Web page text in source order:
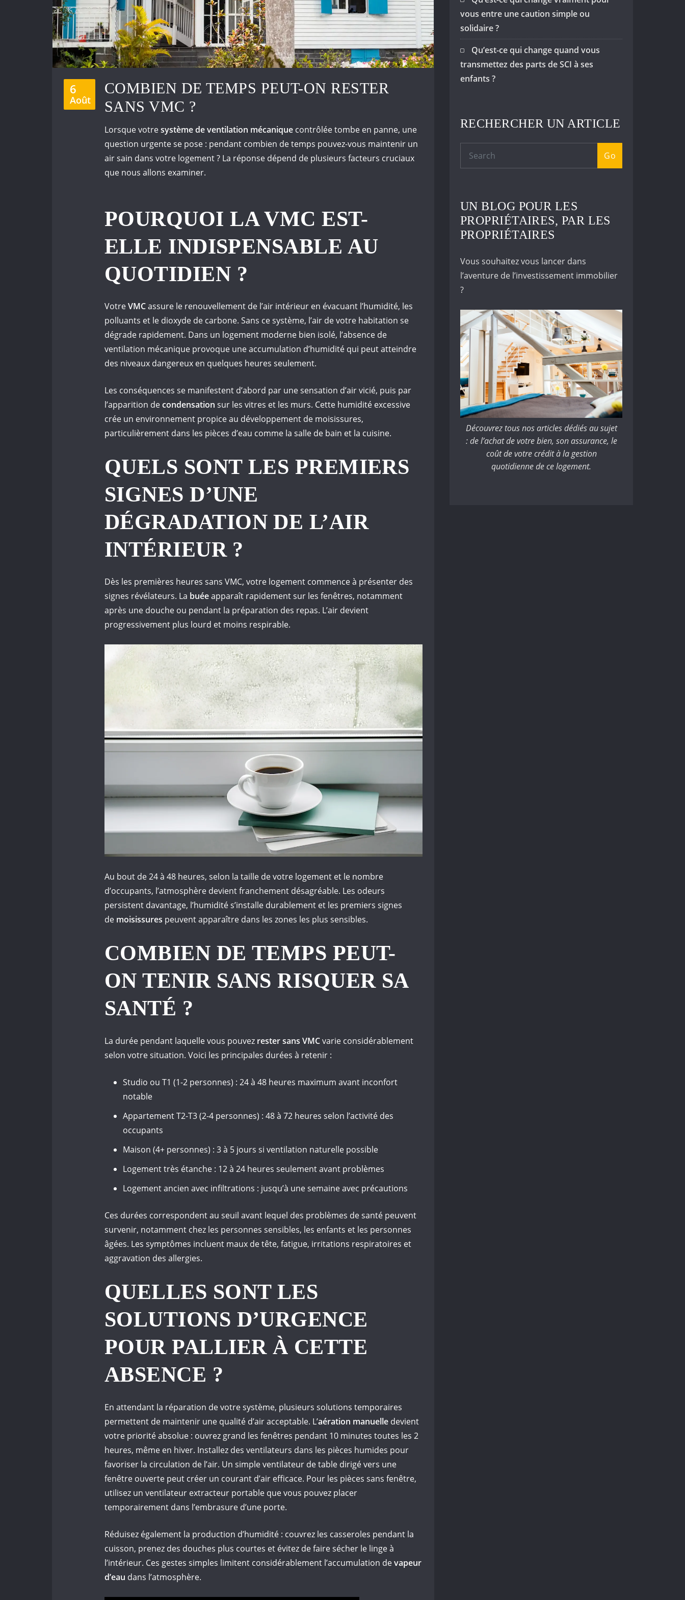
6
Août
COMBIEN DE TEMPS PEUT-ON RESTER
SANS VMC ?
Lorsque votresystème de ventilation mécanique contrôlée tombe en panne, une
question urgente se pose : pendant combien de temps pouvez-vous maintenir un
air sain dans votre logement ? La réponse dépend de plusieurs facteurs cruciaux
que nous allons examiner.
POURQUOI LA VMC EST-
ELLE INDISPENSABLE AU
QUOTIDIEN ?
VotreVMCassure le renouvellement de l’air intérieur en évacuant l’humidité, les
polluants et le dioxyde de carbone. Sans ce système, l’air de votre habitation se
dégrade rapidement. Dans un logement moderne bien isolé, l’absence de
ventilation mécanique provoque une accumulation d’humidité qui peut atteindre
des niveaux dangereux en quelques heures seulement.
Les conséquences se manifestent d’abord par une sensation d’air vicié, puis par
l’apparition decondensation sur les vitres et les murs. Cette humidité excessive
crée un environnement propice au développement de moisissures,
particulièrement dans les pièces d’eau comme la salle de bain et la cuisine.
QUELS SONT LES PREMIERS
SIGNES D’UNE
DÉGRADATION DE L’AIR
INTÉRIEUR ?
Dès les premières heures sans VMC, votre logement commence à présenter des
signes révélateurs. La buéeapparaît rapidement sur les fenêtres, notamment
après une douche ou pendant la préparation des repas. L’air devient
progressivement plus lourd et moins respirable.
Au bout de 24 à 48 heures, selon la taille de votre logement et le nombre
d’occupants, l’atmosphère devient franchement désagréable. Les odeurs
persistent davantage, l’humidité s’installe durablement et les premiers signes
de moisissures peuvent apparaître dans les zones les plus sensibles.
COMBIEN DE TEMPS PEUT-
ON TENIR SANS RISQUER SA
SANTÉ ?
La durée pendant laquelle vous pouvez rester sans VMCvarie considérablement
selon votre situation. Voici les principales durées à retenir :
Studio ou T1 (1-2 personnes) : 24 à 48 heures maximum avant inconfort
notable
Appartement T2-T3 (2-4 personnes) : 48 à 72 heures selon l’activité des
occupants
Maison (4+ personnes) : 3 à 5 jours si ventilation naturelle possible
Logement très étanche : 12 à 24 heures seulement avant problèmes
Logement ancien avec infiltrations : jusqu’à une semaine avec précautions
Ces durées correspondent au seuil avant lequel des problèmes de santé peuvent
survenir, notamment chez les personnes sensibles, les enfants et les personnes
âgées. Les symptômes incluent maux de tête, fatigue, irritations respiratoires et
aggravation des allergies.
QUELLES SONT LES
SOLUTIONS D’URGENCE
POUR PALLIER À CETTE
ABSENCE ?
En attendant la réparation de votre système, plusieurs solutions temporaires
permettent de maintenir une qualité d’air acceptable. L’aération manuelle devient
votre priorité absolue : ouvrez grand les fenêtres pendant 10 minutes toutes les 2
heures, même en hiver. Installez des ventilateurs dans les pièces humides pour
favoriser la circulation de l’air. Un simple ventilateur de table dirigé vers une
fenêtre ouverte peut créer un courant d’air efficace. Pour les pièces sans fenêtre,
utilisez un ventilateur extracteur portable que vous pouvez placer
temporairement dans l’embrasure d’une porte.
Réduisez également la production d’humidité : couvrez les casseroles pendant la
cuisson, prenez des douches plus courtes et évitez de faire sécher le linge à
l’intérieur. Ces gestes simples limitent considérablement l’accumulation devapeur
d’eau dans l’atmosphère.
vous entre une caution simple ou
solidaire ?
Qu’est-ce qui change quand vous
transmettez des parts de SCI à ses
enfants ?
RECHERCHER UN ARTICLE
Go
UN BLOG POUR LES
PROPRIÉTAIRES, PAR LES
PROPRIÉTAIRES
Vous souhaitez vous lancer dans
l’aventure de l’investissement immobilier
?
Découvrez tous nos articles dédiés au sujet
: de l’achat de votre bien, son assurance, le
coût de votre crédit à la gestion
quotidienne de ce logement.